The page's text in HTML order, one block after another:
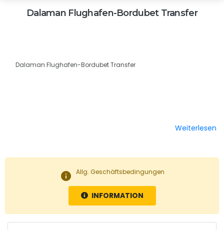
Dalaman Flughafen-Bordubet Transfer
Dalaman Flughafen-Bordubet Transfer
Weiterlesen
info Allg. Geschäftsbedingungen
INFORMATION